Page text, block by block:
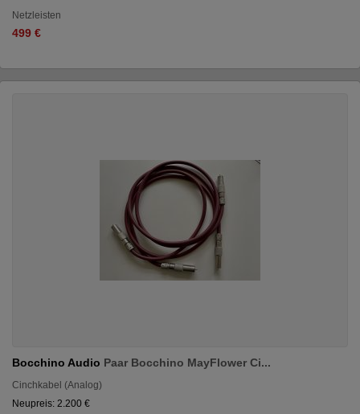
Netzleisten
499 €
Bocchino Audio Paar Bocchino MayFlower Ci...
Cinchkabel (Analog)
Neupreis: 2.200 €